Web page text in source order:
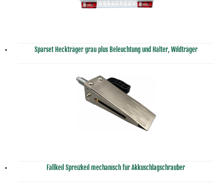
Sparset Heckträger grau plus Beleuchtung und Halter, Wildträger
Fällkeil Spreizkeil mechanisch für Akkuschlagschrauber